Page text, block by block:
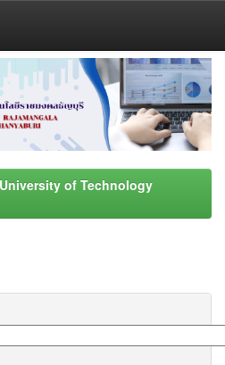
of Technology